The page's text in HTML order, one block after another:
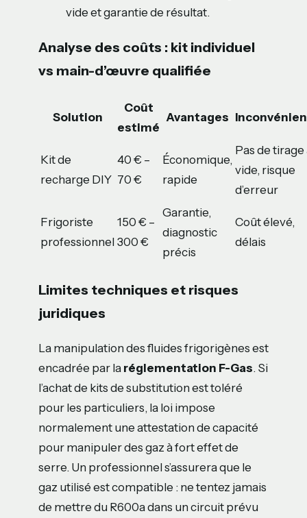
vide et garantie de résultat.
Analyse des coûts : kit individuel
vs main-d’œuvre qualifiée
Solution
Coût
estimé
Avantages
Kit de
recharge DIY
40 € –
70 €
Économique,
rapide
Pas de tirage
vide, risque
d’erreur
Frigoriste
professionnel
150 € –
300 €
Garantie,
diagnostic
précis
Coût élevé,
délais
Limites techniques et risques
juridiques
La manipulation des fluides frigorigènes est
encadrée par la réglementation F-Gas. Si
l’achat de kits de substitution est toléré
pour les particuliers, la loi impose
normalement une attestation de capacité
pour manipuler des gaz à fort effet de
serre. Un professionnel s’assurera que le
gaz utilisé est compatible : ne tentez jamais
de mettre du R600a dans un circuit prévu